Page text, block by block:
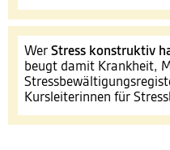
Wer Stress konstruktiv
beugt damit Krankheit,
Kursleiterinnen für